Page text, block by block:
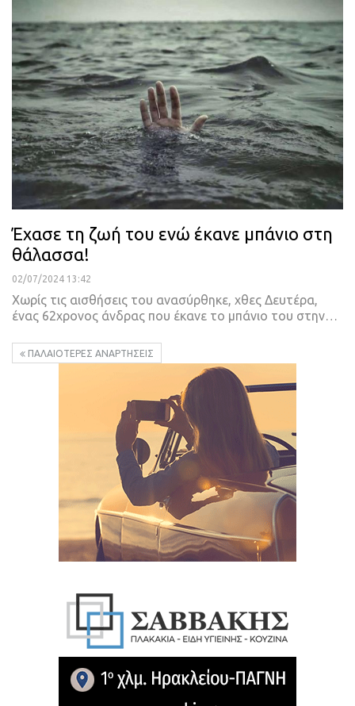
Έχασε τη ζωή του ενώ έκανε μπάνιο στη
θάλασσα!
02/07/2024 13:42
Χωρίς τις αισθήσεις του ανασύρθηκε, χθες Δευτέρα,
ένας 62χρονος άνδρας που έκανε το μπάνιο του στην…
ΠΑΛΑΙΌΤΕΡΕΣ ΑΝΑΡΤΉΣΕΙΣ